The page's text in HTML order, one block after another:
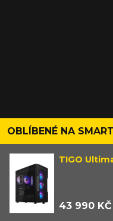
OBLÍBENÉ NA
TIGO
43 990 KČ